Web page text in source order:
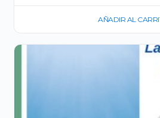
precio
20,00
AÑADIR AL